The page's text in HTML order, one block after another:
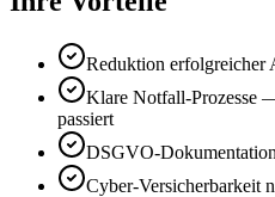
Reduktion erfolgreicher
Klare Notfall-Prozesse
passiert
DSGVO-
Cyber-Versicherbarkeit